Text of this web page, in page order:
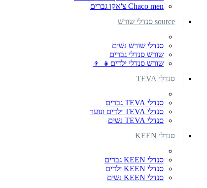
Chaco men צ'אקו גברים
source סנדלי שורש
סנדלי שורש נשים
שורש סנדלי גברים
שורש סנדלי ילדים👧 👦
סנדלי TEVA
סנדלי TEVA גברים
סנדלי TEVA ילדים ונוער
סנדלי TEVA נשים
סנדלי KEEN
סנדלי KEEN גברים
סנדלי KEEN ילדים
סנדלי KEEN נשים